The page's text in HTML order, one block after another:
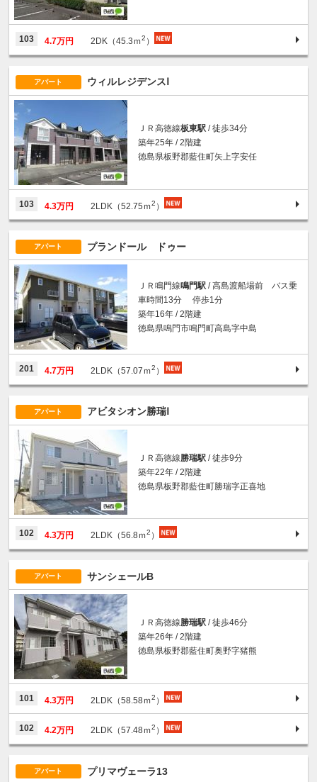
103 4.7万円 2DK（45.3ｍ2 ）
アパート ウィルレジデンスⅠ
ＪＲ高徳線板東駅 / 徒歩34分
築年25年 / 2階建
徳島県板野郡藍住町矢上字安任
103 4.3万円 2LDK（52.75ｍ2 ）
アパート プランドール ドゥー
ＪＲ鳴門線鳴門駅 / 高島渡船場前 バス乗
車時間13分 停歩1分
築年16年 / 2階建
徳島県鳴門市鳴門町高島字中島
201 4.7万円 2LDK（57.07ｍ2 ）
アパート アビタシオン勝瑞Ⅰ
ＪＲ高徳線 勝瑞駅 / 徒歩9分
築年22年 / 2階建
徳島県板野郡藍住町勝瑞字正喜地
102 4.3万円 2LDK（56.8ｍ2 ）
アパート サンシェールB
ＪＲ高徳線勝瑞駅 / 徒歩46分
築年26年 / 2階建
徳島県板野郡藍住町奥野字猪熊
101 4.3万円 2LDK（58.58ｍ2 ）
102 4.2万円 2LDK（57.48ｍ2 ）
アパート プリマヴェーラ13